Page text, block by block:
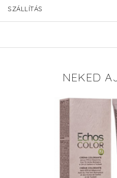
SZÁLLÍTÁS
NEKED